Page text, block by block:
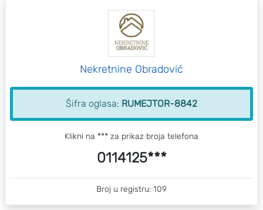
Nekretnine Obradović
Šifra oglasa: RUMEJTOR-8842
Klikni na *** za prikaz broja telefona
0114125***
Broj u registru: 109